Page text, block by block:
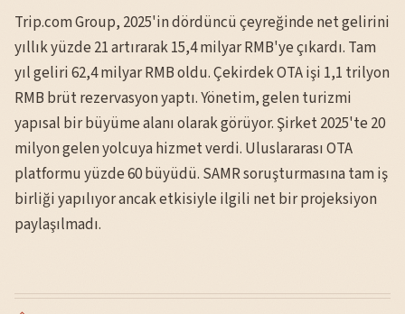
Trip.com Group, 2025'in dördüncü çeyreğinde net gelirini
yıllık yüzde 21 artırarak 15,4 milyar RMB'ye çıkardı. Tam
yıl geliri 62,4 milyar RMB oldu. Çekirdek OTA işi 1,1 trilyon
RMB brüt rezervasyon yaptı. Yönetim, gelen turizmi
yapısal bir büyüme alanı olarak görüyor. Şirket 2025'te 20
milyon gelen yolcuya hizmet verdi. Uluslararası OTA
platformu yüzde 60 büyüdü. SAMR soruşturmasına tam iş
birliği yapılıyor ancak etkisiyle ilgili net bir projeksiyon
paylaşılmadı.